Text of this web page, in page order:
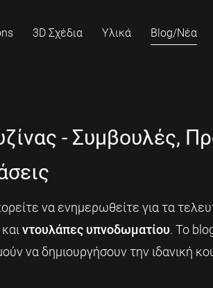
3D Σχέδια Υλικά Blog/Νέα
- Συμβουλές,
να ενημερωθείτε για τα
ντουλάπες υπνοδωματίου. Το
να δημιουργήσουν την ιδανική